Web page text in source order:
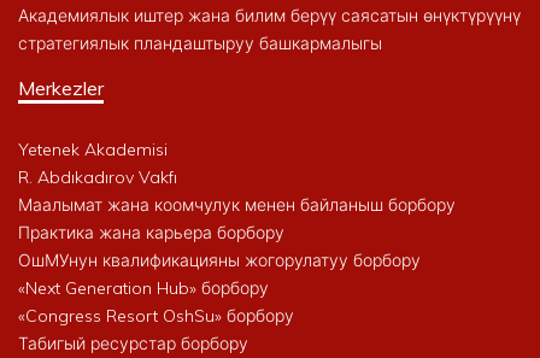
Академиялык иштер жана билим берүү саясатын өнүктүрүүнү
стратегиялык пландаштыруу башкармалыгы
Merkezler
Yetenek Akademisi
R. Abdıkadırov Vakfı
Маалымат жана коомчулук менен байланыш борбору
Практика жана карьера борбору
ОшМУнун квалификацияны жогорулатуу борбору
«Next Generation Hub» борбору
«Congress Resort OshSu» борбору
Табигый ресурстар борбору